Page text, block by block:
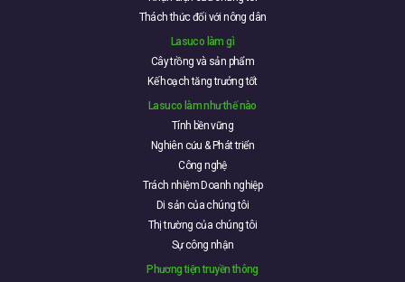
Thách thức đối với nông dân
Lasuco làm gì
Cây trồng và sản phẩm
Kế hoạch tăng trưởng tốt
Lasuco làm như thế nào
Tính bền vững
Nghiên cứu & Phát triển
Công nghệ
Trách nhiệm Doanh nghiệp
Di sản của chúng tôi
Thị trường của chúng tôi
Sự công nhận
Phương tiện truyền thông